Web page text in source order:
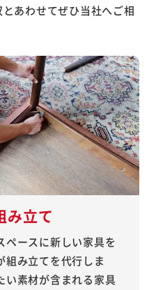
あわせてぜひ当社へご相
み立て
ペースに新しい家具を
組み立てを代行しま
い素材が含まれる家具